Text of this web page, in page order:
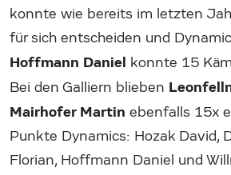
konnte wie bereits im letzten
für sich entscheiden und
Hoffmann Daniel konnte 15
Bei den Galliern blieben
Mairhofer Martin ebenfalls 15x
Punkte Dynamics: Hozak David,
Florian, Hoffmann Daniel und